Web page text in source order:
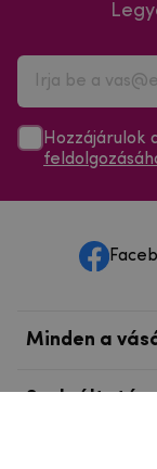
Hozzájárulok
Minden a